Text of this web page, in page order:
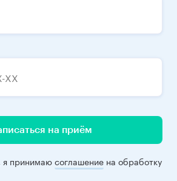
на приём
я принимаюсоглашение на обработку